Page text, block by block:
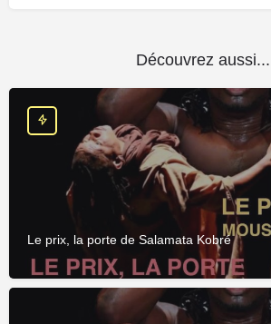
Découvrez aussi...
Le prix, la porte de Salamata Kobré